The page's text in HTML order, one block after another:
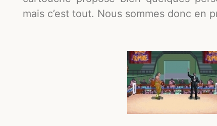
mais c’est tout. Nous sommes donc en